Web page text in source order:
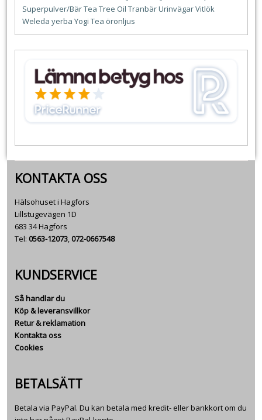
Superpulver/BärTea Tree Oil TranbärUrinvägarVitlök
Weleda yerba Yogi Tea öronljus
KONTAKTA OSS
Hälsohuset i Hagfors
Lillstugevägen 1D
683 34 Hagfors
Tel: 0563-12073,072-0667548
KUNDSERVICE
Så handlar du
Köp & leveransvillkor
Retur & reklamation
Kontakta oss
Cookies
BETALSÄTT
Betala via PayPal. Du kan betala med kredit- eller bankkort om du